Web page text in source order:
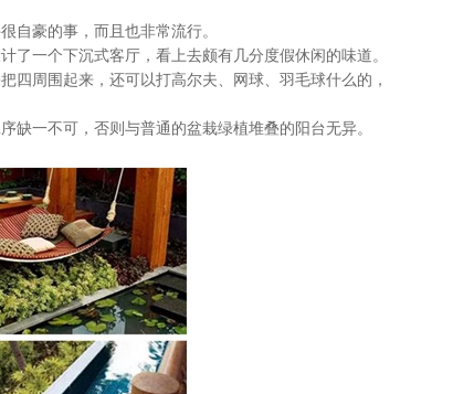
豪的事，而且也非常流行。
一个下沉式客厅，看上去颇有几分度假休闲的味道。
周围起来，还可以打高尔夫、网球、羽毛球什么的，
一不可，否则与普通的盆栽绿植堆叠的阳台无异。